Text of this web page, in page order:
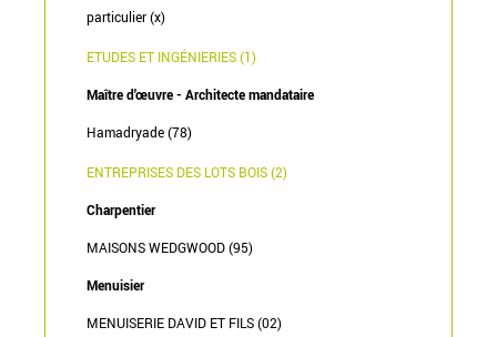
particulier (x)
ETUDES ET INGÉNIERIES (1)
Maître d'œuvre - Architecte mandataire
Hamadryade (78)
ENTREPRISES DES LOTS BOIS (2)
Charpentier
MAISONS WEDGWOOD (95)
Menuisier
MENUISERIE DAVID ET FILS (02)